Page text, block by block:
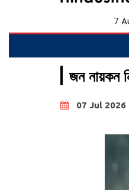
7
জন নায়কন
07 Jul 2026